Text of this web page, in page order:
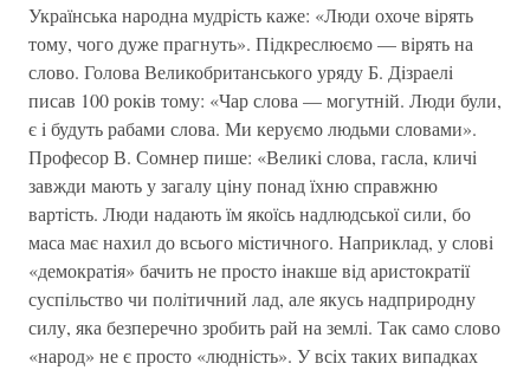
Українська народна мудрiсть каже: «Люди охоче вiрять
тому, чого дуже прагнуть». Пiдкреслюємо — вiрять на
слово. Голова Великобританського уряду Б. Дiзраелi
писав 100 рокiв тому: «Чар слова — могутнiй. Люди були,
є i будуть рабами слова. Ми керуємо людьми словами».
Професор В. Сомнер пише: «Великi слова, гасла, кличi
завжди мають у загалу цiну понад їхню справжню
вартiсть. Люди надають їм якоїсь надлюдської сили, бо
маса має нахил до всього мiстичного. Наприклад, у словi
«демократiя» бачить не просто iнакше вiд аристократiї
суспiльство чи полiтичний лад, але якусь надприродну
силу, яка безперечно зробить рай на землi. Так само слово
«народ» не є просто «люднiсть». У всiх таких випадках